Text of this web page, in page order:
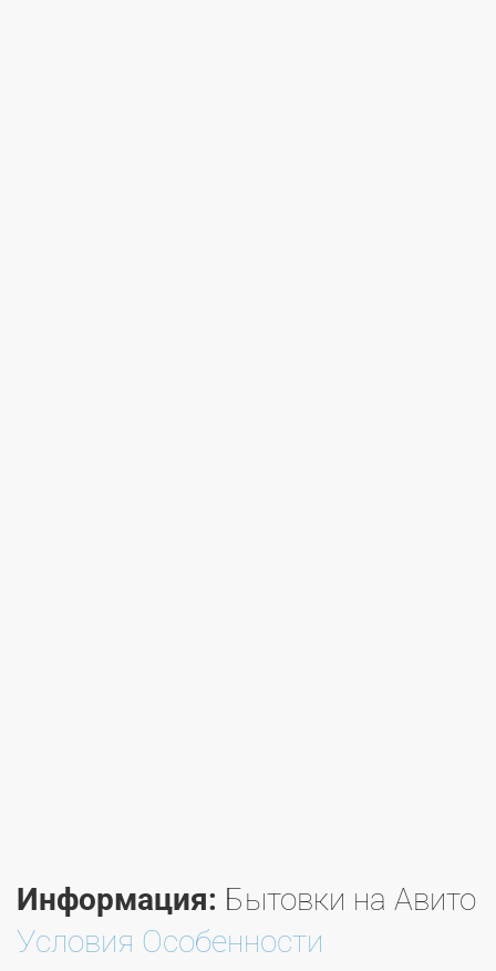
Информация: Бытовки на Авито
Условия Особенности